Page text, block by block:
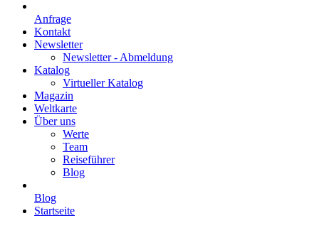
Anfrage
Kontakt
Newsletter
Newsletter - Abmeldung
Katalog
Virtueller Katalog
Magazin
Weltkarte
Über uns
Werte
Team
Reiseführer
Blog
Blog
Startseite